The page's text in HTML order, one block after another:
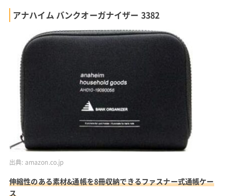
アナハイム バンクオーガナイザー 3382
出典: amazon.co.jp
伸縮性のある素材&通帳を8冊収納できるファスナー式通帳ケー
ス